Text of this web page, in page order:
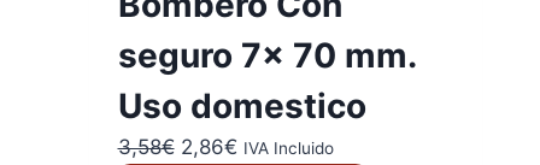
seguro 7x 70 mm.
Uso domestico
3,58€ El
2,86€ElIVA Incluido